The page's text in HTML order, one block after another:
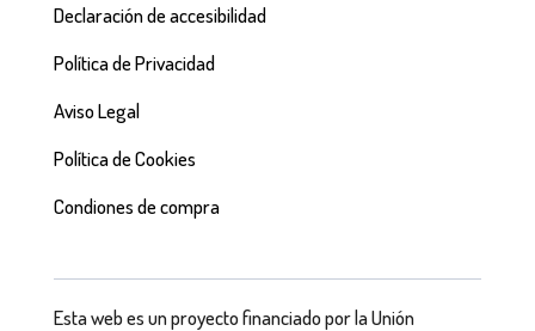
Declaración de accesibilidad
Política de Privacidad
Aviso Legal
Política de Cookies
Condiones de compra
Esta web es un proyecto financiado por la Unión